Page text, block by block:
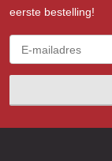
eerste bestelling!